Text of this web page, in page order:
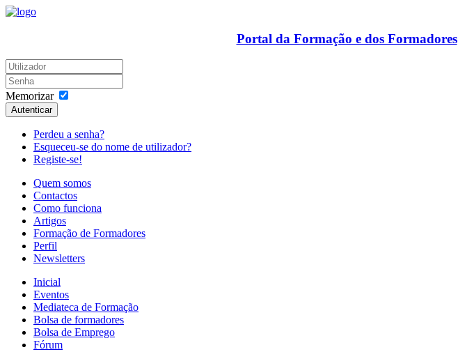
Portal da Formação e dos Formadores
Memorizar
Autenticar
Perdeu a senha?
Esqueceu-se do nome de utilizador?
Registe-se!
Quem somos
Contactos
Como funciona
Artigos
Formação de Formadores
Perfil
Newsletters
Inicial
Eventos
Mediateca de Formação
Bolsa de formadores
Bolsa de Emprego
Fórum